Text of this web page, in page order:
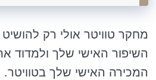
מחקר טוויטר אולי רק
השיפור האישי שלך ולמדוד
המכירה האישי שלך